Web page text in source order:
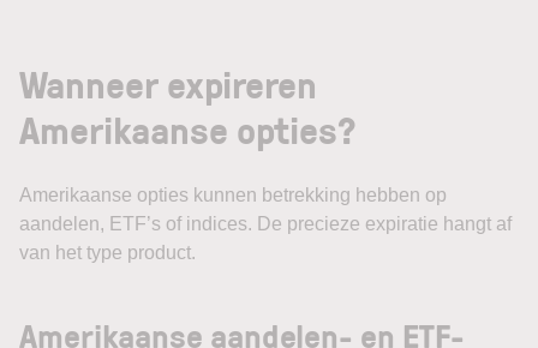
Wanneer expireren
Amerikaanse opties?
Amerikaanse opties kunnen betrekking hebben op
aandelen, ETF’s of indices. De precieze expiratie hangt af
van het type product.
Amerikaanse aandelen- en ETF-